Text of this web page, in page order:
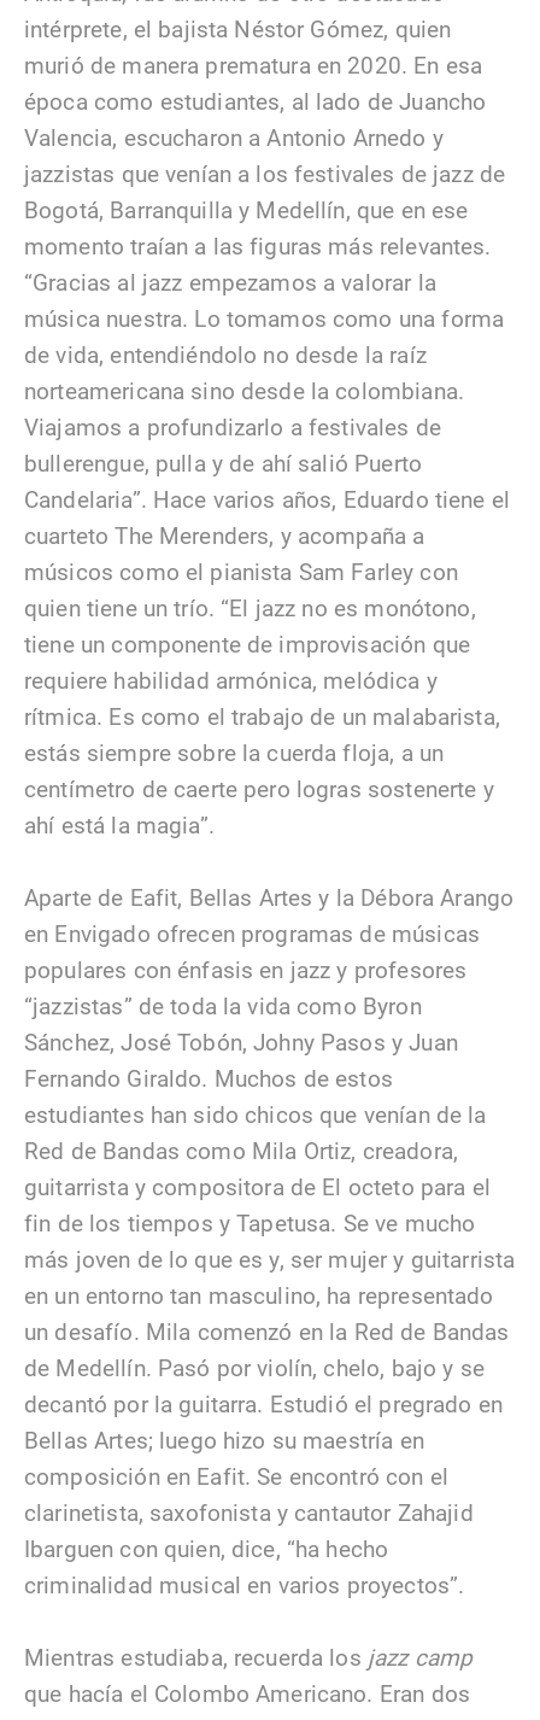
intérprete, el bajista Néstor Gómez, quien
murió de manera prematura en 2020. En esa
época como estudiantes, al lado de Juancho
Valencia, escucharon a Antonio Arnedo y
jazzistas que venían a los festivales de jazz de
Bogotá, Barranquilla y Medellín, que en ese
momento traían a las figuras más relevantes.
“Gracias al jazz empezamos a valorar la
música nuestra. Lo tomamos como una forma
de vida, entendiéndolo no desde la raíz
norteamericana sino desde la colombiana.
Viajamos a profundizarlo a festivales de
bullerengue, pulla y de ahí salió Puerto
Candelaria”. Hace varios años, Eduardo tiene el
cuarteto The Merenders, y acompaña a
músicos como el pianista Sam Farley con
quien tiene un trío. “El jazz no es monótono,
tiene un componente de improvisación que
requiere habilidad armónica, melódica y
rítmica. Es como el trabajo de un malabarista,
estás siempre sobre la cuerda floja, a un
centímetro de caerte pero logras sostenerte y
ahí está la magia”.
Aparte de Eafit, Bellas Artes y la Débora Arango
en Envigado ofrecen programas de músicas
populares con énfasis en jazz y profesores
“jazzistas” de toda la vida como Byron
Sánchez, José Tobón, Johny Pasos y Juan
Fernando Giraldo. Muchos de estos
estudiantes han sido chicos que venían de la
Red de Bandas como Mila Ortiz, creadora,
guitarrista y compositora de El octeto para el
fin de los tiempos y Tapetusa. Se ve mucho
más joven de lo que es y, ser mujer y guitarrista
en un entorno tan masculino, ha representado
un desafío. Mila comenzó en la Red de Bandas
de Medellín. Pasó por violín, chelo, bajo y se
decantó por la guitarra. Estudió el pregrado en
Bellas Artes; luego hizo su maestría en
composición en Eafit. Se encontró con el
clarinetista, saxofonista y cantautor Zahajid
Ibarguen con quien, dice, “ha hecho
criminalidad musical en varios proyectos”.
Mientras estudiaba, recuerda los jazz camp
que hacía el Colombo Americano. Eran dos